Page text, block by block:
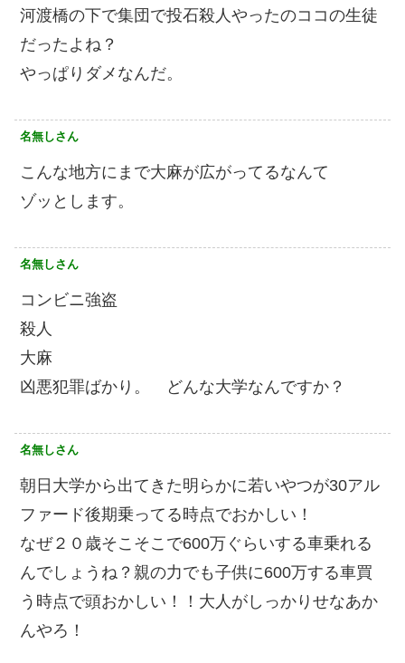
河渡橋の下で集団で投石殺人やったのココの生徒
だったよね？
やっぱりダメなんだ。
名無しさん
こんな地方にまで大麻が広がってるなんて
ゾッとします。
名無しさん
コンビニ強盗
殺人
大麻
凶悪犯罪ばかり。 どんな大学なんですか？
名無しさん
朝日大学から出てきた明らかに若いやつが30アル
ファード後期乗ってる時点でおかしい！
なぜ２０歳そこそこで600万ぐらいする車乗れる
んでしょうね？親の力でも子供に600万する車買
う時点で頭おかしい！！大人がしっかりせなあか
んやろ！